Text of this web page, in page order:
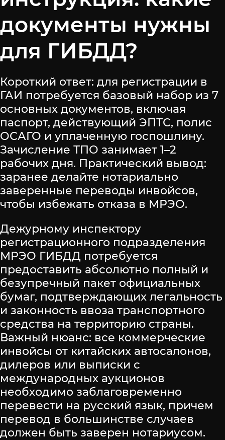
документы нужны
для ГИБДД?
Короткий ответ: для регистрации в
ГАИ потребуется базовый набор из 7
основных документов, включая
паспорт, действующий ЭПТС, полис
ОСАГО и уплаченную госпошлину.
Зачисление ТПО занимает 1–2
рабочих дня. Практический вывод:
заранее делайте нотариально
заверенные переводы инвойсов,
чтобы избежать отказа в МРЭО.
Дежурному инспектору
регистрационного подразделения
МРЭО ГИБДД потребуется
предоставить абсолютно полный и
безупречный пакет официальных
бумаг, подтверждающих легальность
и законность ввоза транспортного
средства на территорию страны.
Важный нюанс: все коммерческие
инвойсы от китайских автосалонов,
дилеров или выписки с
международных аукционов
необходимо заблаговременно
перевести на русский язык, причем
перевод в большинстве случаев
должен быть заверен нотариусом.